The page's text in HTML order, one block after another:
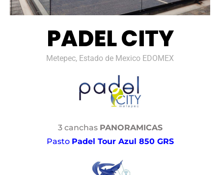
PADEL CITY
Metepec, Estado de Mexico EDOMEX
3 canchas PANORAMICAS
Pasto Padel Tour Azul 850 GRS